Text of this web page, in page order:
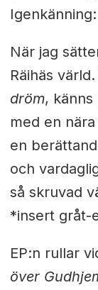
När jag
Räihäs
dröm, känns
med en
en
och
så skruvad
*insert gråt-
EP:n rullar
över